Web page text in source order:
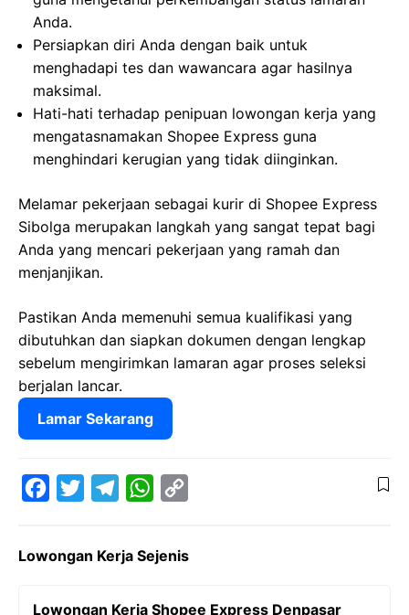
Anda.
Persiapkan diri Anda dengan baik untuk
menghadapi tes dan wawancara agar hasilnya
maksimal.
Hati-hati terhadap penipuan lowongan kerja yang
mengatasnamakan Shopee Express guna
menghindari kerugian yang tidak diinginkan.
Melamar pekerjaan sebagai kurir di Shopee Express
Sibolga merupakan langkah yang sangat tepat bagi
Anda yang mencari pekerjaan yang ramah dan
menjanjikan.
Pastikan Anda memenuhi semua kualifikasi yang
dibutuhkan dan siapkan dokumen dengan lengkap
sebelum mengirimkan lamaran agar proses seleksi
berjalan lancar.
Lamar Sekarang
Lowongan Kerja Sejenis
Lowongan Kerja Shopee Express Denpasar